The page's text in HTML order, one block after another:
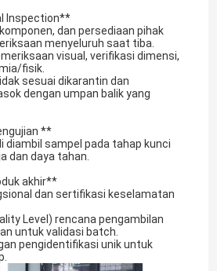
Inspection**
dan persediaan pihak
menyeluruh saat tiba.
visual, verifikasi dimensi,
fisik.
sesuai dikarantin dan
dengan umpan balik yang
**
diambil sampel pada tahap kunci
dan daya tahan.
akhir**
dan sertifikasi keselamatan
Level) rencana pengambilan
untuk validasi batch.
pengidentifikasi unik untuk